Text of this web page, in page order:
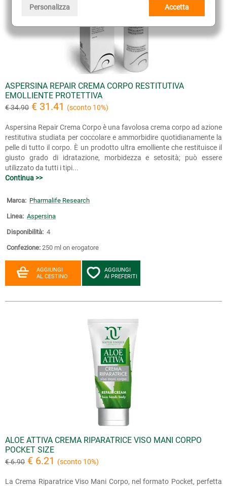
Personalizza Accetta
ASPERSINA REPAIR CREMA CORPO RESTITUTIVA
EMOLLIENTE PROTETTIVA
€ 34.90 € 31.41 (sconto 10%)
Aspersina Repair Crema Corpo è una favolosa crema corpo ad azione
restitutiva studiata per coccolare e ammorbidire quotidianamente la
pelle di tutto il corpo. È un prodotto ultra emolliente che restituisce il
giusto grado di idratazione, morbidezza e setosità; può essere
utilizzato da tutti i tipi...
Continua >>
Marca: Pharmalife Research
Linea: Aspersina
Disponibilità: 4
Confezione: 250 ml on erogatore
AGGIUNGI
AL CESTINO
AGGIUNGI
AI PREFERITI
ALOE ATTIVA CREMA RIPARATRICE VISO MANI CORPO
POCKET SIZE
€ 6.90 € 6.21 (sconto 10%)
La Crema Riparatrice Viso Mani Corpo, nel formato Pocket, perfetta